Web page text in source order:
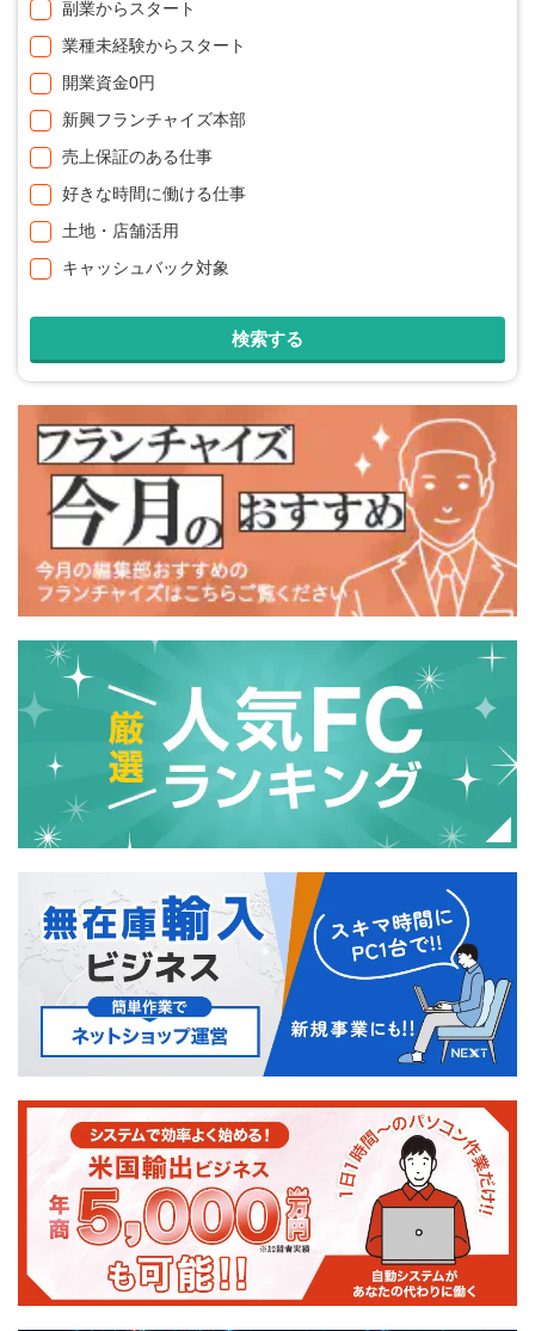
副業からスタート
業種未経験からスタート
開業資金0円
新興フランチャイズ本部
売上保証のある仕事
好きな時間に働ける仕事
土地・店舗活用
キャッシュバック対象